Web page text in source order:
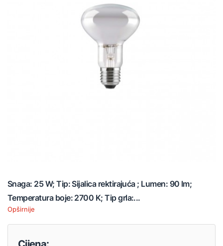
Snaga: 25 W; Tip: Sijalica rektirajuća ; Lumen: 90 lm;
Temperatura boje: 2700 K; Tip grla:...
Opširnije